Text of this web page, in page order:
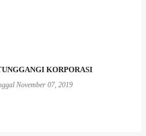
KORPORASI
November 07, 2019